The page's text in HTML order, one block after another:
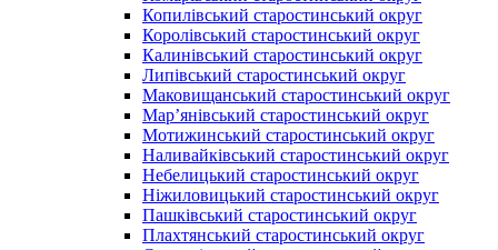
Копилівський старостинський округ
Королівський старостинський округ
Калинівський старостинський округ
Липівський старостинський округ
Маковищанський старостинський округ
Мар’янівський старостинський округ
Мотижинський старостинський округ
Наливайківський старостинський округ
Небелицький старостинський округ
Ніжиловицький старостинський округ
Пашківський старостинський округ
Плахтянський старостинський округ